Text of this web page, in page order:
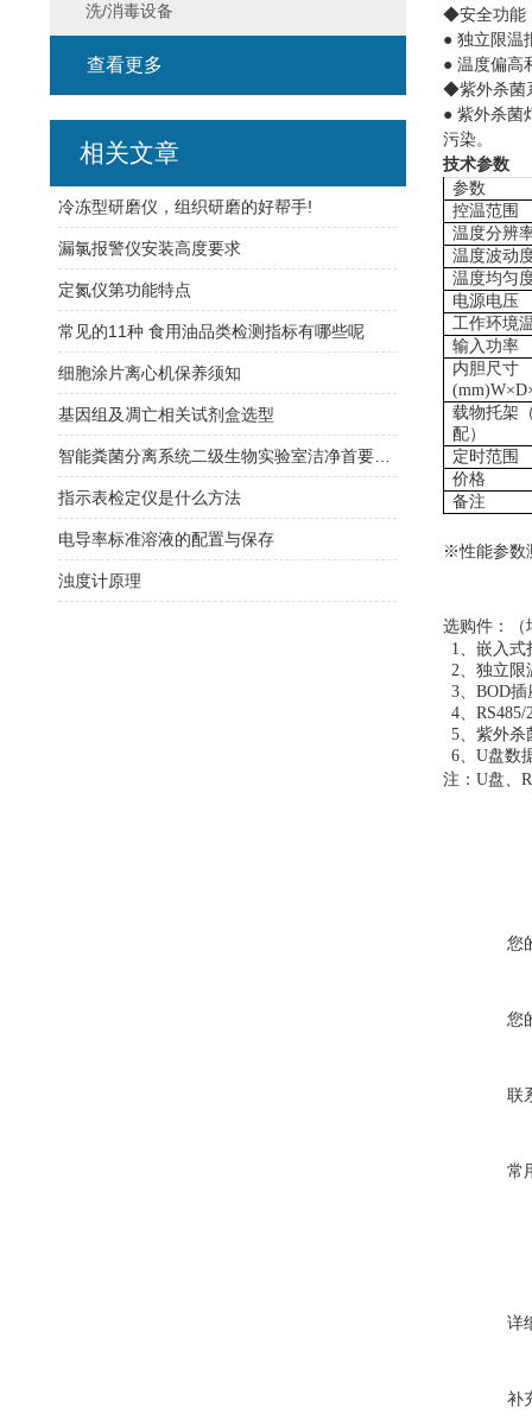
◆安全功能
● 独立限温
● 温度偏高
◆紫外杀菌
● 紫外杀菌
污染。
技术参数
参数
控温范围
温度分辨
温度波动
温度均匀
电源电压
工作环境
输入功率
内胆尺寸
载物托架
配）
定时范围
价格
备注
※性能参数
选购件：（
1、嵌入式
2、独立限
3、BOD插
4、
5、紫外杀
6、U盘数
注： U盘、
您
您
联
常
详
补
洗/消毒设备
查看更多
相关文章
冷冻型研磨仪，组织研磨的好帮手!
漏氯报警仪安装高度要求
定氮仪第功能特点
常见的11种 食用油品类检测指标有哪些呢
细胞涂片离心机保养须知
基因组及凋亡相关试剂盒选型
指示表检定仪是什么方法
电导率标准溶液的配置与保存
浊度计原理